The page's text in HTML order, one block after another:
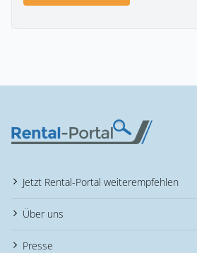
Jetzt Rental-Portal weiterempfehlen
Über uns
Presse